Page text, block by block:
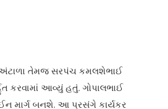
અંટાળા તેમજ સરપંચ કમલશેભાઈ
કરવામાં આવ્‍યું હતું. ગોપાલભાઈ
માર્ગ બનશે. આ પ્રસંગે કાર્યકર